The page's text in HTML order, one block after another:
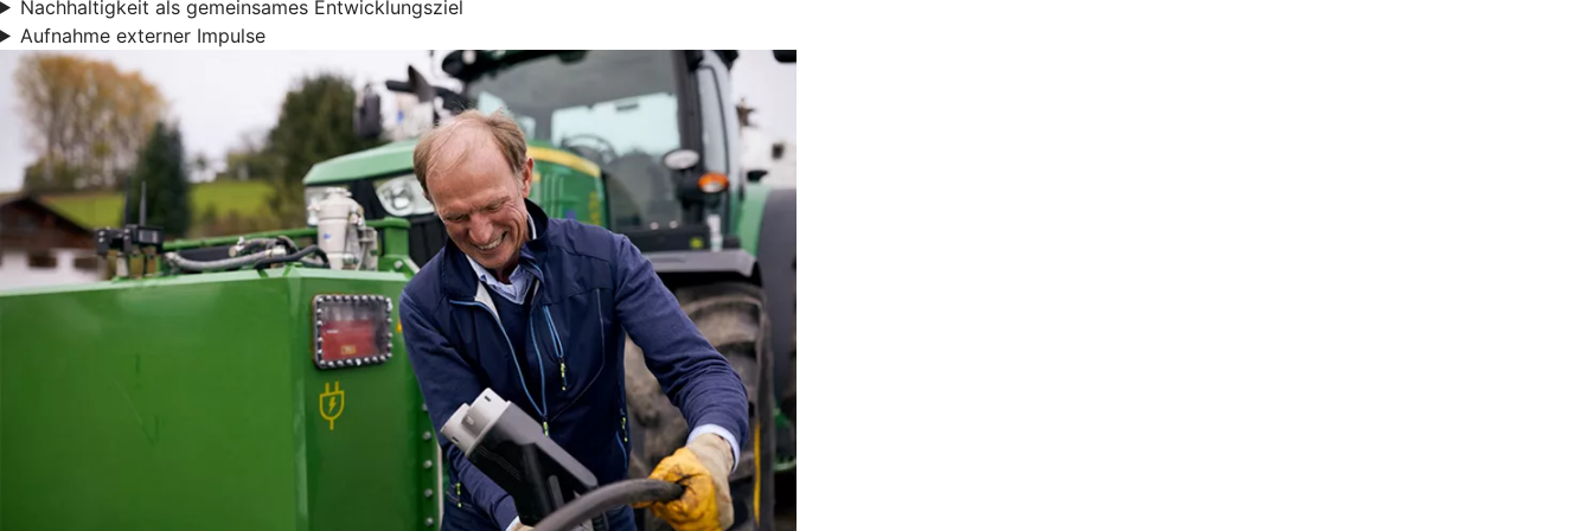
Nachhaltigkeit als gemeinsames Entwicklungsziel
Aufnahme externer Impulse